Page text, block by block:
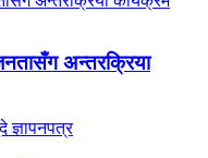
अन्तरक्रिया